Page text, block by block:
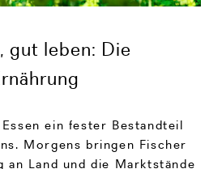
gut leben: Die
ein fester Bestandteil
Morgens bringen Fischer
an Land und die Marktstände